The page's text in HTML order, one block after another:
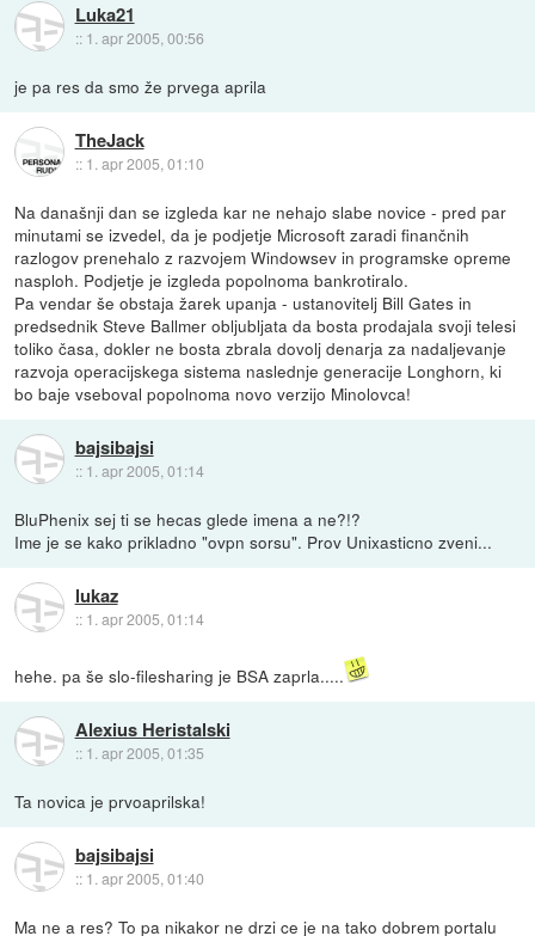
Luka21
:: 1. apr 2005, 00:56
je pa res da smo že prvega aprila
TheJack
:: 1. apr 2005, 01:10
Na današnji dan se izgleda kar ne nehajo slabe novice - pred par
minutami se izvedel, da je podjetje Microsoft zaradi finančnih
razlogov prenehalo z razvojem Windowsev in programske opreme
nasploh. Podjetje je izgleda popolnoma bankrotiralo.
Pa vendar še obstaja žarek upanja - ustanovitelj Bill Gates in
predsednik Steve Ballmer obljubljata da bosta prodajala svoji telesi
toliko časa, dokler ne bosta zbrala dovolj denarja za nadaljevanje
razvoja operacijskega sistema naslednje generacije Longhorn, ki
bo baje vseboval popolnoma novo verzijo Minolovca!
bajsibajsi
:: 1. apr 2005, 01:14
BluPhenix sej ti se hecas glede imena a ne?!?
Ime je se kako prikladno "ovpn sorsu". Prov Unixasticno zveni...
lukaz
:: 1. apr 2005, 01:14
hehe. pa še slo-filesharing je BSA zaprla.....
Alexius Heristalski
:: 1. apr 2005, 01:35
Ta novica je prvoaprilska!
bajsibajsi
:: 1. apr 2005, 01:40
Ma ne a res? To pa nikakor ne drzi ce je na tako dobrem portalu